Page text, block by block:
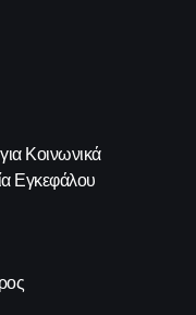
Κοινωνικά
Εγκεφάλου